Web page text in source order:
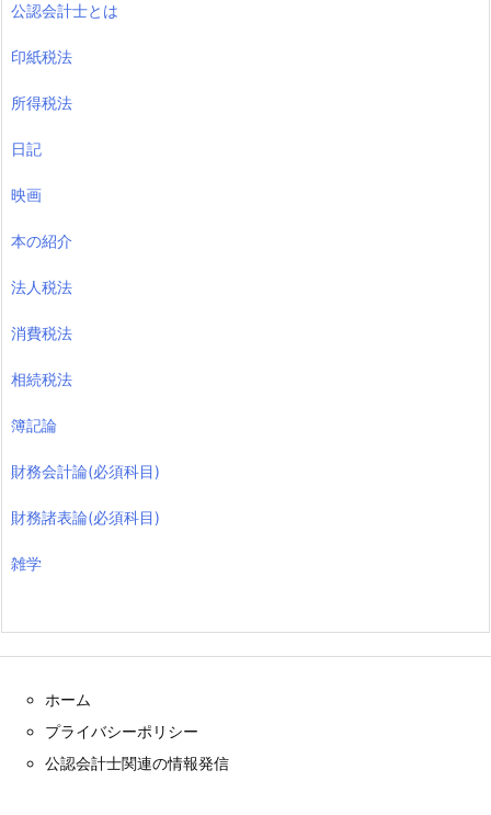
公認会計士とは
印紙税法
所得税法
日記
映画
本の紹介
法人税法
消費税法
相続税法
簿記論
財務会計論(必須科目)
財務諸表論(必須科目)
雑学
ホーム
プライバシーポリシー
公認会計士関連の情報発信